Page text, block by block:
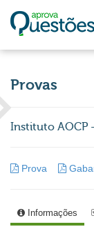
Provas
Instituto AOCP
Prova
Informações